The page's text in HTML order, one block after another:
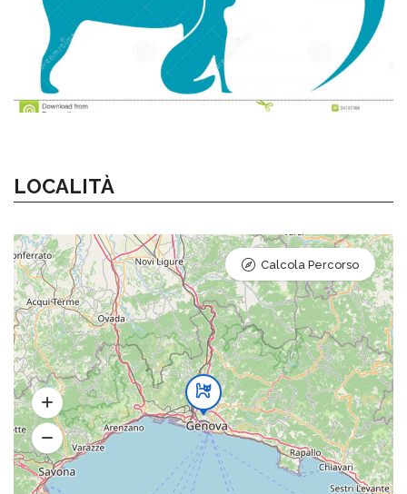
LOCALITÀ
Calcola Percorso